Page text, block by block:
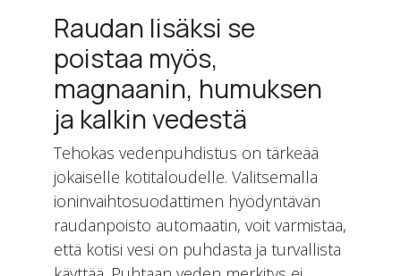
Raudan lisäksi se
poistaa myös,
magnaanin, humuksen
ja kalkin vedestä
Tehokas vedenpuhdistus on tärkeää
jokaiselle kotitaloudelle. Valitsemalla
ioninvaihtosuodattimen hyödyntävän
raudanpoisto automaatin, voit varmistaa,
että kotisi vesi on puhdasta ja turvallista